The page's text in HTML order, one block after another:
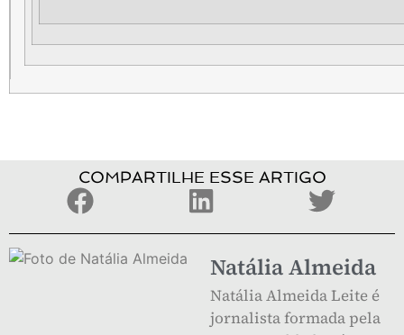
COMPARTILHE ESSE ARTIGO
Natália Almeida
Natália Almeida Leite é
jornalista formada pela